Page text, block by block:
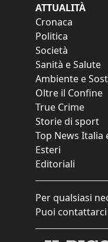
ATTUALITÀ
Cronaca
Politica
Società
Sanità e Salute
Ambiente e
Oltre il Confine
True Crime
Storie di sport
Top News Italia
Esteri
Editoriali
Per qualsiasi
Puoi